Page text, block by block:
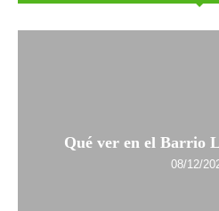
Qué ver en el Barrio
08/12/